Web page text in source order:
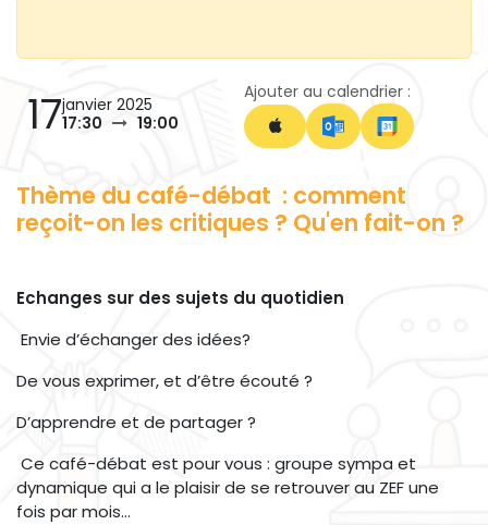
17janvier 2025
17:30
19:00
Ajouter au calendrier :
Thème du café-d​ébat : comment
reçoit-on les critiques ? Qu'en fait-on ?
Echanges sur des sujets du quotidien
Envie d’échanger des idées?
De vous exprimer, et d’être écouté ?
D’apprendre et de partager ?
Ce café-débat est pour vous : groupe sympa et
dynamique qui a le plaisir de se retrouver au ZEF une
fois par mois…